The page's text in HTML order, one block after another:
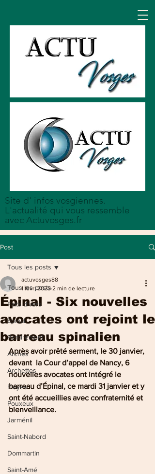
Site d' infos vosgiennes.
L'actualité qui vous ressemble
avec Actuvosges.fr
Post
Tous les posts
Faits divers
Epinal
Remiremont
Arches
Archettes
Eloyes
Pouxeux
Jarménil
Saint-Nabord
Dommartin
Saint-Amé
Tous les posts
Épinal - Six nouvelles
avocates ont rejoint le
barreau spinalien
actuvosges88
1 févr. 2023 2 min de lecture
Après avoir prêté serment, le 30 janvier,
devant  la Cour d’appel de Nancy, 6
nouvelles avocates ont intégré le
barreau d’Épinal, ce mardi 31 janvier et y
ont été accueillies avec confraternité et
bienveillance.